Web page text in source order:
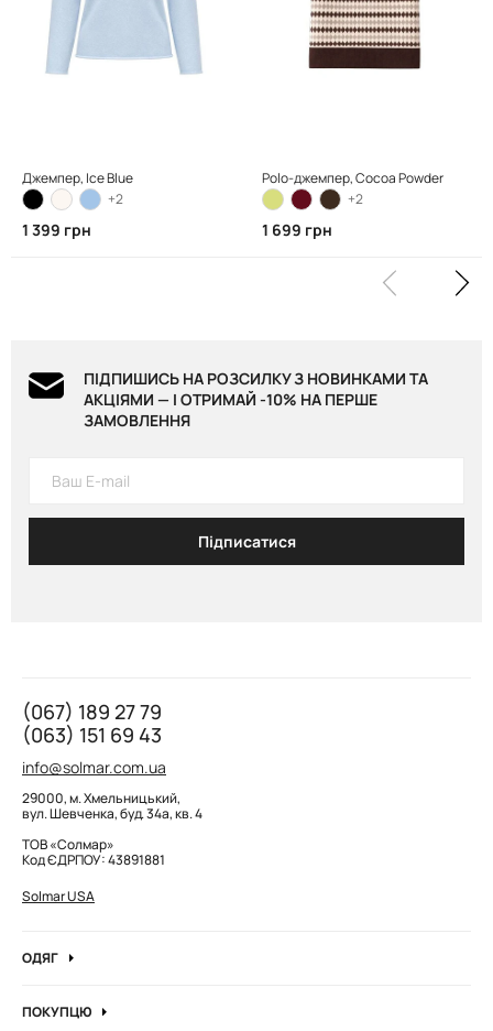
Джемпер, Ice Blue
+2
1 399 грн
Polo-джемпер, Cocoa Powder
+2
1 699 грн
ПІДПИШИСЬ НА РОЗСИЛКУ З НОВИНКАМИ ТА
АКЦІЯМИ — І ОТРИМАЙ -10% НА ПЕРШЕ
ЗАМОВЛЕННЯ
Підписатися
(067) 189 27 79
(063) 151 69 43
info@solmar.com.ua
29000, м. Хмельницький,
вул. Шевченка, буд. 34а, кв. 4
ТОВ «Солмар»
Код ЄДРПОУ: 43891881
Solmar USA
ОДЯГ
Кофти та джемпера
ПОКУПЦЮ